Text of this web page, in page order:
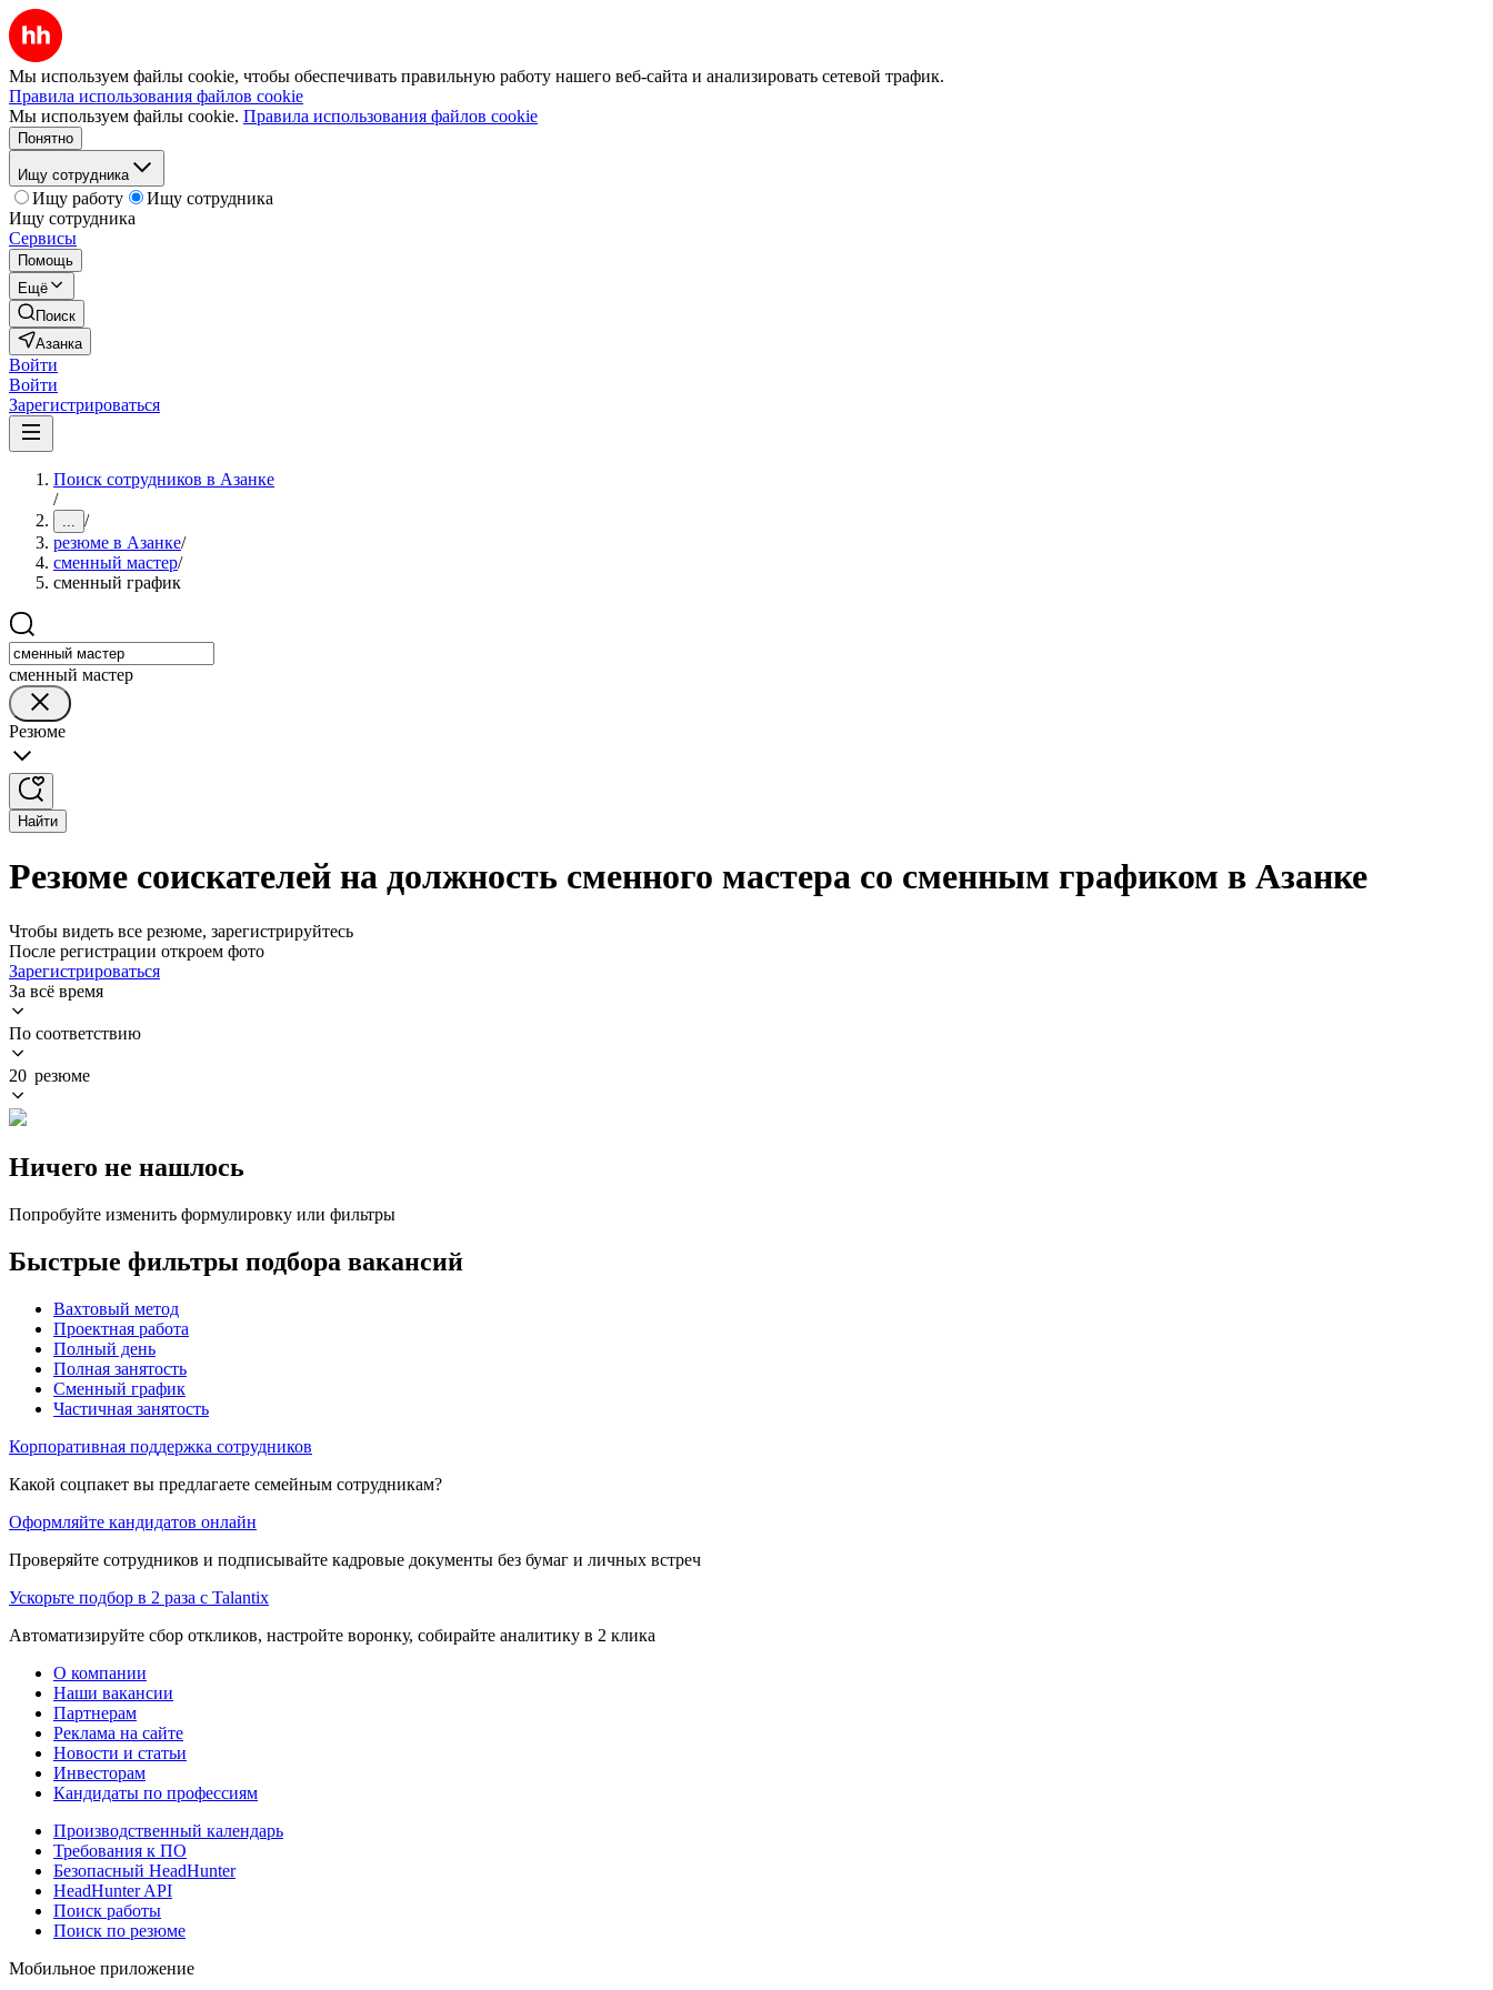
Мы используем файлы cookie, чтобы обеспечивать правильную работу нашего веб-сайта и анализировать сетевой трафик.
Правила использования файлов cookie
Мы используем файлы cookie. Правила использования файлов cookie
Понятно
Ищу сотрудника
Ищу работу
Ищу сотрудника
Ищу сотрудника
Сервисы
Помощь
Ещё
Поиск
Азанка
Войти
Войти
Зарегистрироваться
Поиск сотрудников в Азанке
/
... /
резюме в Азанке/
сменный мастер/
сменный график
сменный мастер
Резюме
Найти
Резюме соискателей на должность сменного мастера со сменным графиком в Азанке
Чтобы видеть все резюме, зарегистрируйтесь
После регистрации откроем фото
Зарегистрироваться
За всё время
По соответствию
20 резюме
Ничего не нашлось
Попробуйте изменить формулировку или фильтры
Быстрые фильтры подбора вакансий
Вахтовый метод
Проектная работа
Полный день
Полная занятость
Сменный график
Частичная занятость
Корпоративная поддержка сотрудников
Какой соцпакет вы предлагаете семейным сотрудникам?
Оформляйте кандидатов онлайн
Проверяйте сотрудников и подписывайте кадровые документы без бумаг и личных встреч
Ускорьте подбор в 2 раза с Talantix
Автоматизируйте сбор откликов, настройте воронку, собирайте аналитику в 2 клика
О компании
Наши вакансии
Партнерам
Реклама на сайте
Новости и статьи
Инвесторам
Кандидаты по профессиям
Производственный календарь
Требования к ПО
Безопасный HeadHunter
HeadHunter API
Поиск работы
Поиск по резюме
Мобильное приложение